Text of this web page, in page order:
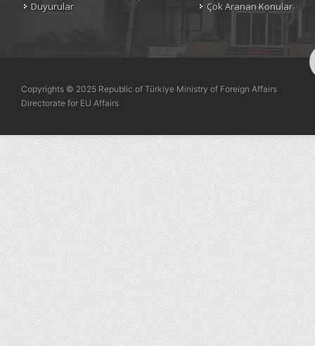
Duyurular
Çok Aranan Konular
Copyrights © 2025 Republic of Türkiye Ministry of Foreign Affairs
Directorate for EU Affairs